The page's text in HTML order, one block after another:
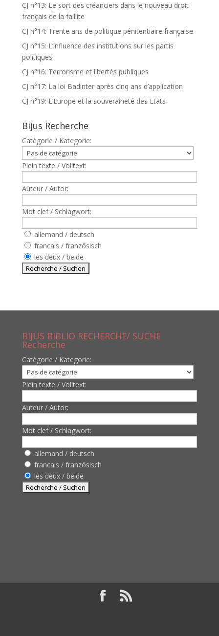
CJ n°13: Le sort des créanciers dans le nouveau droit
français de la faillite
CJ n°14: Trente ans de politique pénitentiaire française
CJ n°15: L’influence des institutions sur les partis
politiques
CJ n°16: Terrorisme et libertés publiques
CJ n°17: La loi Badinter après cinq ans d’application
CJ n°19: L’Europe et la souveraineté des Etats
Bijus Recherche
Catègorie / Kategorie:
Plein texte / Volltext:
Auteur / Autor:
Mot clef / Schlagwort:
allemand / deutsch
francais / französisch
les deux / beide
BIJUS BIBLIO RECHERCHE/ SUCHE
Recherche
Catègorie / Kategorie:
Plein texte / Volltext:
Auteur / Autor:
Mot clef / Schlagwort:
allemand / deutsch
francais / französisch
les deux / beide